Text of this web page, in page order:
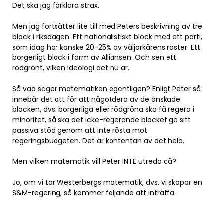
Det ska jag förklara strax.
Men jag fortsätter lite till med Peters beskrivning av tre
block i riksdagen. Ett nationalistiskt block med ett parti,
som idag har kanske 20-25% av väljarkårens röster. Ett
borgerligt block i form av Alliansen. Och sen ett
rödgrönt, vilken ideologi det nu är.
Så vad säger matematiken egentligen? Enligt Peter så
innebär det att för att någotdera av de önskade
blocken, dvs. borgerliga eller rödgröna ska få regera i
minoritet, så ska det icke-regerande blocket ge sitt
passiva stöd genom att inte rösta mot
regeringsbudgeten. Det är kontentan av det hela.
Men vilken matematik vill Peter INTE utreda då?
Jo, om vi tar Westerbergs matematik, dvs. vi skapar en
S&M-regering, så kommer följande att inträffa.